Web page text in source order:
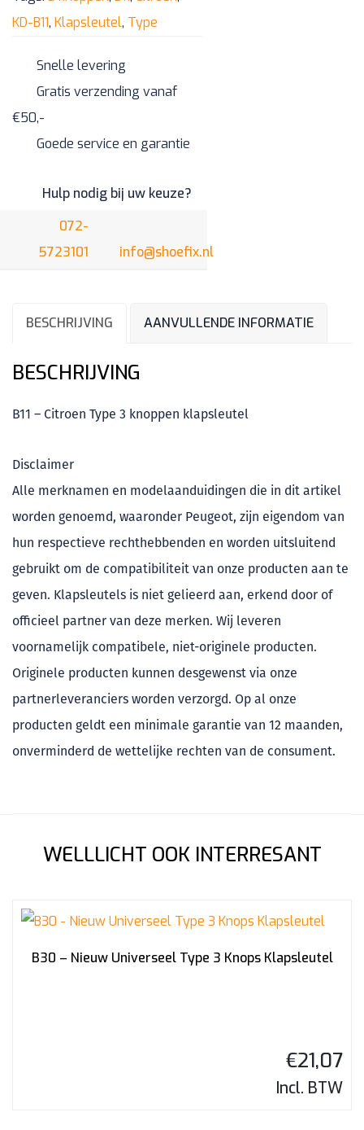
aantal
KD-B11, Klapsleutel, Type
Snelle levering
Gratis verzending vanaf
€50,-
Goede service en garantie
Hulp nodig bij uw keuze?
072-
5723101
info@shoefix.nl
BESCHRIJVING AANVULLENDE INFORMATIE
BESCHRIJVING
B11 – Citroen Type 3 knoppen klapsleutel
Disclaimer
Alle merknamen en modelaanduidingen die in dit artikel
worden genoemd, waaronder Peugeot, zijn eigendom van
hun respectieve rechthebbenden en worden uitsluitend
gebruikt om de compatibiliteit van onze producten aan te
geven. Klapsleutels is niet gelieerd aan, erkend door of
officieel partner van deze merken. Wij leveren
voornamelijk compatibele, niet-originele producten.
Originele producten kunnen desgewenst via onze
partnerleveranciers worden verzorgd. Op al onze
producten geldt een minimale garantie van 12 maanden,
onverminderd de wettelijke rechten van de consument.
WELLLICHT OOK INTERRESANT
B30 – Nieuw Universeel Type 3 Knops Klapsleutel
€21,07
Incl. BTW